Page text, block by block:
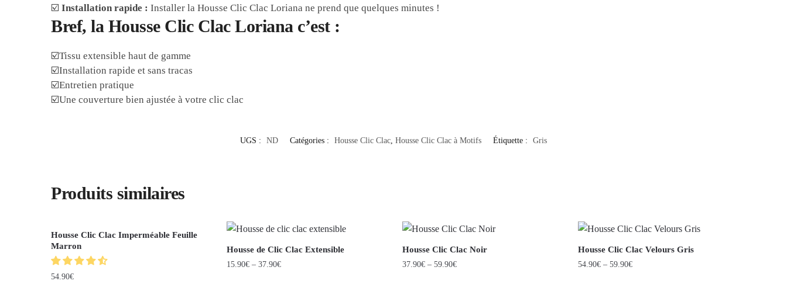
☑️Installation rapide : Installer la Housse Clic Clac Loriana ne prend que quelques minutes !
Bref, la Housse Clic Clac Loriana c’est :
☑️Tissu extensible haut de gamme
☑️Installation rapide et sans tracas
☑️Entretien pratique
☑️Une couverture bien ajustée à votre clic clac
UGS : ND Catégories : Housse Clic Clac, Housse Clic Clac à Motifs Étiquette : Gris
Produits similaires
Housse Clic Clac Imperméable Feuille
Marron
54.90€
Housse de Clic Clac Extensible
15.90€ – 37.90€
Housse Clic Clac Noir
37.90€– 59.90€
Housse Clic Clac Velours Gris
54.90€– 59.90€